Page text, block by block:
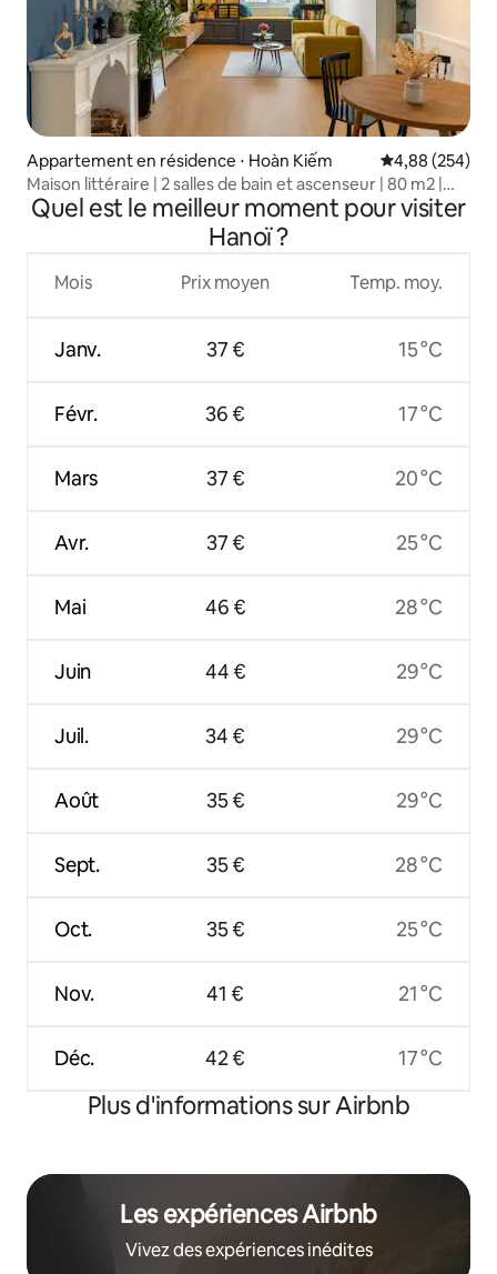
Appartement en résidence ⋅ Hoàn Kiếm Évaluation
4,88 (254)
Maison littéraire | 2 salles de bain et ascenseur | 80 m2 |
Central Lake
Quel est le meilleur moment pour visiter
Hanoï ?
Mois
Janv.
Févr.
Mars
Avr.
Mai
Juin
Juil.
Août
Sept.
Oct.
Nov.
Déc.
Prix moyen
37 €
36 €
37 €
37 €
46 €
44 €
34 €
35 €
35 €
35 €
41 €
42 €
Temp. moy.
15 °C
17 °C
20 °C
25 °C
28 °C
29 °C
29 °C
29 °C
28 °C
25 °C
21 °C
17 °C
Plus d'informations sur Airbnb
Les expériences Airbnb
Vivez des expériences inédites